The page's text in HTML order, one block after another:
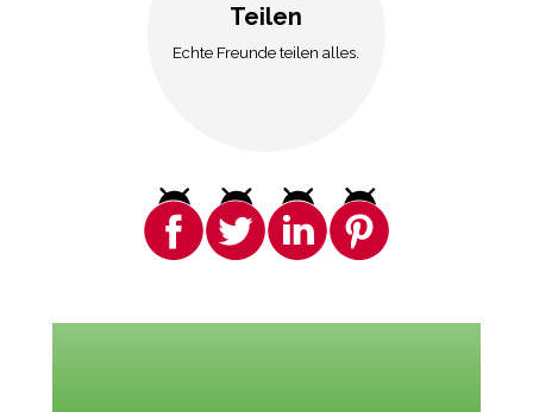
Teilen
Echte Freunde teilen alles.